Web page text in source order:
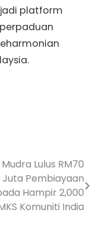
platform
Mudra Lulus RM70
Juta Pembiayaan
Hampir 2,000
Komuniti India